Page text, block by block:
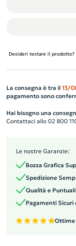
Desideri testare il prodotto?
La consegna è tra il 13/
pagamento sono
Hai bisogno una
Contattaci allo 02 800
Le nostre Garanzie:
Bozza Grafica
Spedizione
Qualità e
Pagamenti Sicuri
Ottime